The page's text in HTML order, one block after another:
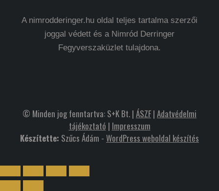
A nimrodderinger.hu oldal teljes tartalma szerzői
joggal védett és a Nimród Derringer
Fegyverszaküzlet tulajdona.
© Minden jog fenntartva: S+K Bt. | ÁSZF| Adatvédelmi
tájékoztató | Impresszum
Készítette: Szűcs Ádám - WordPress weboldal készítés